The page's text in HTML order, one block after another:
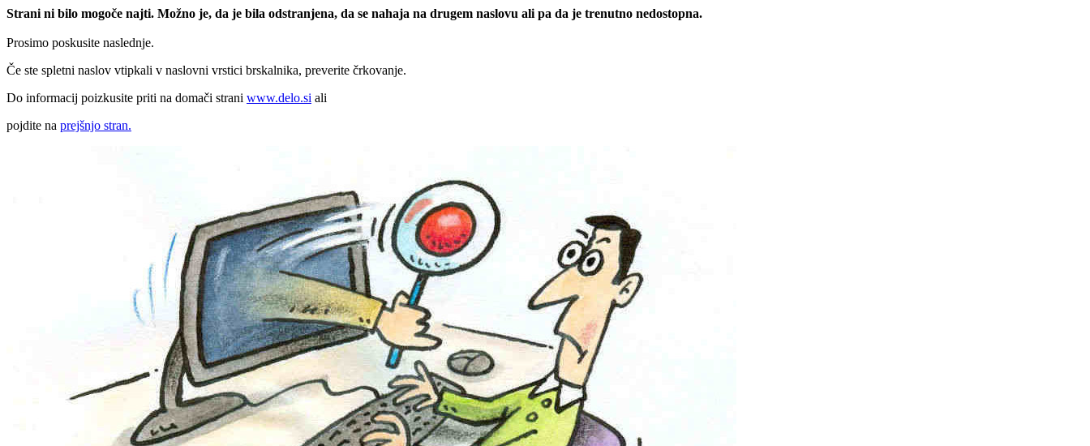
Strani ni bilo mogoče najti. Možno je, da je bila odstranjena, da se nahaja na drugem naslovu ali pa da je trenutno nedostopna.
Prosimo poskusite naslednje.
Če ste spletni naslov vtipkali v naslovni vrstici brskalnika, preverite črkovanje.
Do informacij poizkusite priti na domači strani www.delo.si ali
pojdite na prejšnjo stran.